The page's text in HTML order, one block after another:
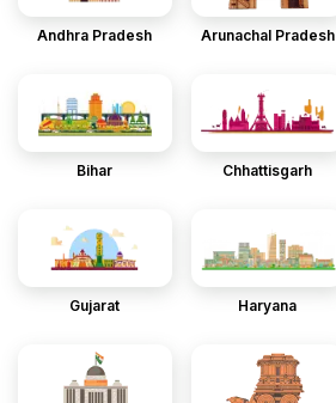
Andhra Pradesh Arunachal Pradesh
Bihar Chhattisgarh
Gujarat Haryana